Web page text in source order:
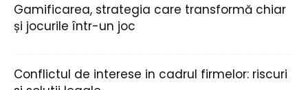
Gamificarea, strategia care transformă chiar
și jocurile într-un joc
Conflictul de interese in cadrul firmelor: riscuri